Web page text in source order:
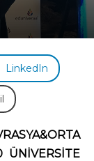
LinkedIn
ÜNİVERSİTE